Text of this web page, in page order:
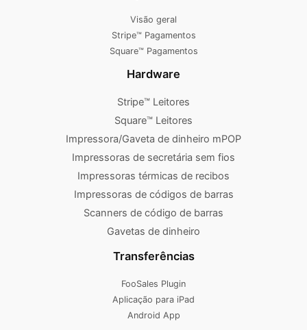
Visão geral
Stripe™ Pagamentos
Square™ Pagamentos
Hardware
Stripe™ Leitores
Square™ Leitores
Impressora/Gaveta de dinheiro mPOP
Impressoras de secretária sem fios
Impressoras térmicas de recibos
Impressoras de códigos de barras
Scanners de código de barras
Gavetas de dinheiro
Transferências
FooSales Plugin
Aplicação para iPad
Android App